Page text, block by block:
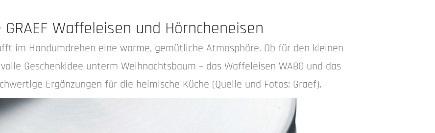
Waffeleisen und Hörncheneisen
im Handumdrehen eine warme, gemütliche Atmosphäre. Ob für den kleinen
Geschenkidee unterm Weihnachtsbaum – das Waffeleisen WA80 und das
Ergänzungen für die heimische Küche (Quelle und Fotos: Graef).